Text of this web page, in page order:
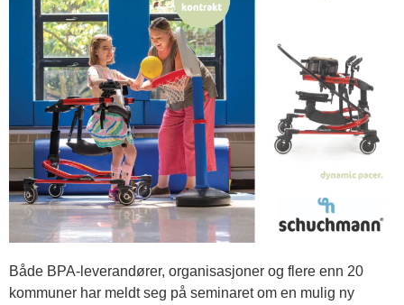
Både BPA-leverandører, organisasjoner og flere enn 20
kommuner har meldt seg på seminaret om en mulig ny